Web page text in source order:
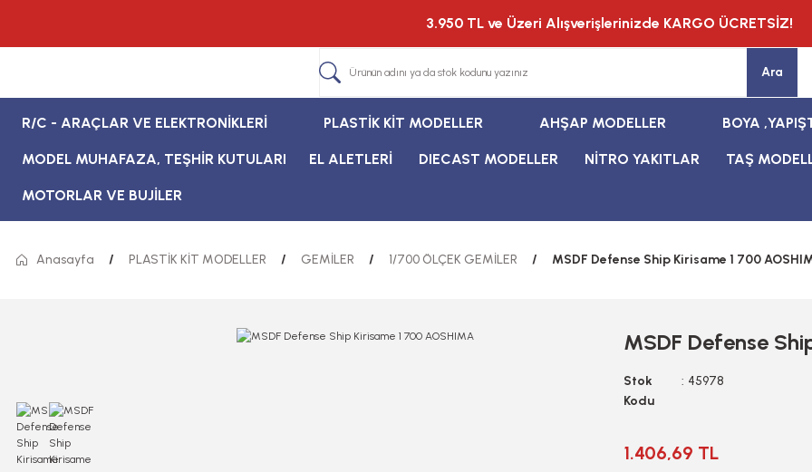
3.950 TL ve Üzeri Alışverişlerinizde KARGO ÜCRETSİZ!
Ara
R/C - ARAÇLAR VE ELEKTRONİKLERİ PLASTİK KİT MODELLER AHŞAP MODELLER BOYA
MODEL MUHAFAZA, TEŞHİR KUTULARI EL ALETLERİ DIECAST MODELLER NİTRO YAKITLAR TAŞ
MOTORLAR VE BUJİLER
Anasayfa PLASTİK KİT MODELLER GEMİLER 1/700 ÖLÇEK GEMİLER MSDF Defense Ship Kirisame 1 700
MSDF Defense
Stok
Kodu
45978
1.406,69 TL